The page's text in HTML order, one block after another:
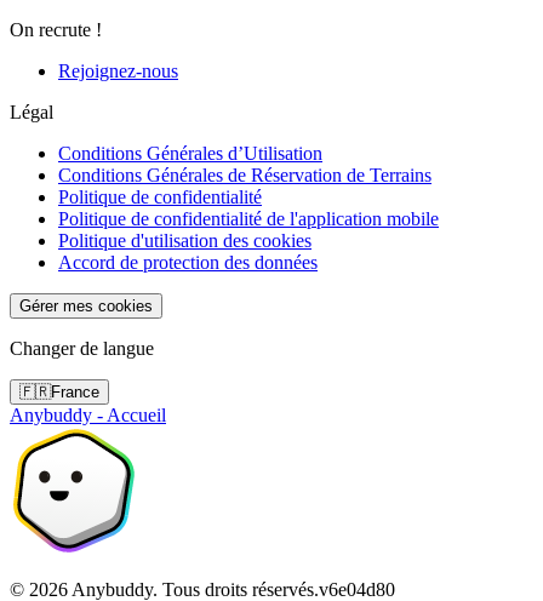
On recrute !
Rejoignez-nous
Légal
Conditions Générales d’Utilisation
Conditions Générales de Réservation de Terrains
Politique de confidentialité
Politique de confidentialité de l'application mobile
Politique d'utilisation des cookies
Accord de protection des données
Gérer mes cookies
Changer de langue
🇫🇷France
Anybuddy - Accueil
© 2026 Anybuddy. Tous droits réservés.v6e04d80